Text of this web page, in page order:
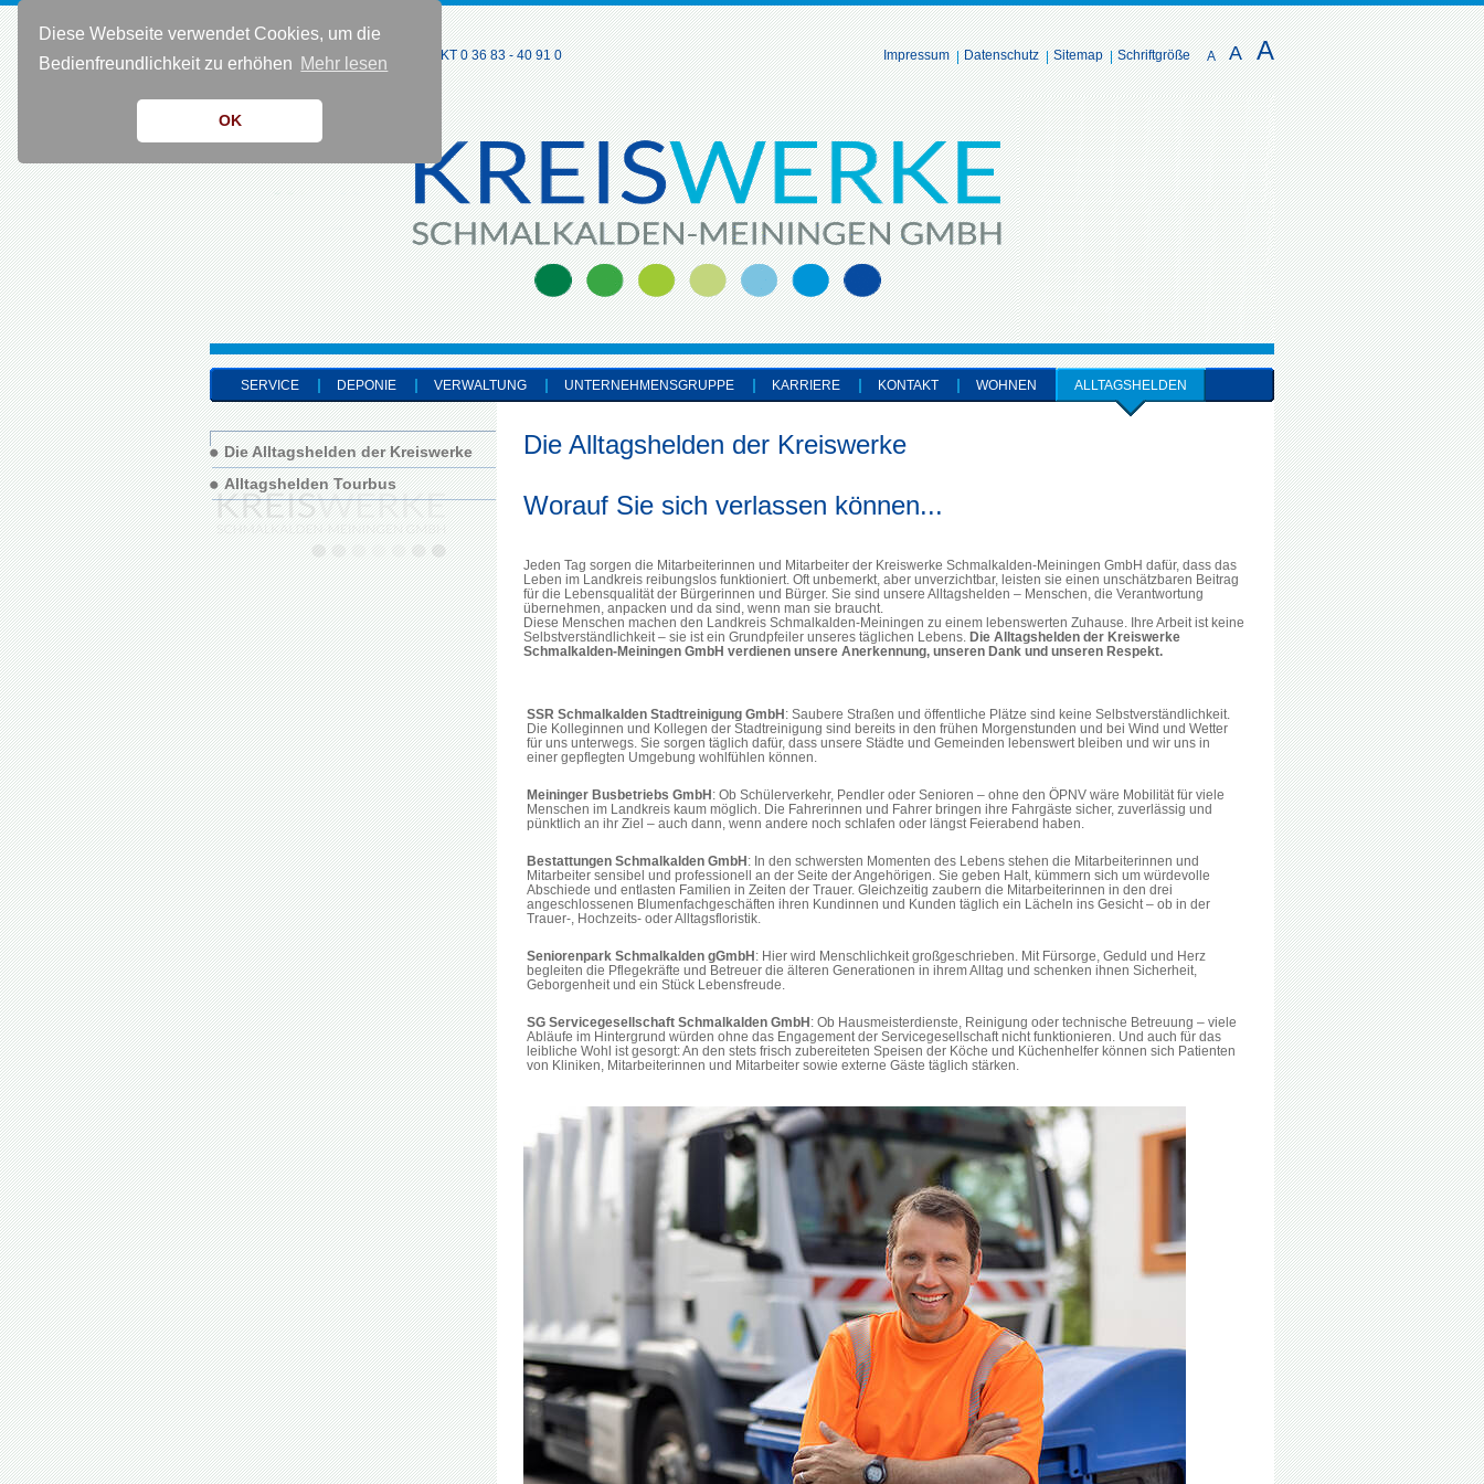
Diese Webseite verwendet Cookies, um die
Bedienfreundlichkeit zu erhöhen Mehr lesen
OK
KONTAKT 0 36 83 - 40 91 0 A A A
Impressum Datenschutz Sitemap Schriftgröße
SERVICE DEPONIE VERWALTUNG UNTERNEHMENSGRUPPE KARRIERE KONTAKT WOHNEN ALLTAGSHELDEN
Die Alltagshelden der Kreiswerke
Worauf Sie sich verlassen können...
Jeden Tag sorgen die Mitarbeiterinnen und Mitarbeiter der Kreiswerke Schmalkalden-Meiningen GmbH dafür, dass das
Leben im Landkreis reibungslos funktioniert. Oft unbemerkt, aber unverzichtbar, leisten sie einen unschätzbaren Beitrag
für die Lebensqualität der Bürgerinnen und Bürger. Sie sind unsere Alltagshelden – Menschen, die Verantwortung
übernehmen, anpacken und da sind, wenn man sie braucht.
Diese Menschen machen den Landkreis Schmalkalden-Meiningen zu einem lebenswerten Zuhause. Ihre Arbeit ist keine
Selbstverständlichkeit – sie ist ein Grundpfeiler unseres täglichen Lebens. Die Alltagshelden der Kreiswerke
Schmalkalden-Meiningen GmbH verdienen unsere Anerkennung, unseren Dank und unseren Respekt.
SSR Schmalkalden Stadtreinigung GmbH : Saubere Straßen und öffentliche Plätze sind keine Selbstverständlichkeit.
Die Kolleginnen und Kollegen der Stadtreinigung sind bereits in den frühen Morgenstunden und bei Wind und Wetter
für uns unterwegs. Sie sorgen täglich dafür, dass unsere Städte und Gemeinden lebenswert bleiben und wir uns in
einer gepflegten Umgebung wohlfühlen können.
Meininger Busbetriebs GmbH : Ob Schülerverkehr, Pendler oder Senioren – ohne den ÖPNV wäre Mobilität für viele
Menschen im Landkreis kaum möglich. Die Fahrerinnen und Fahrer bringen ihre Fahrgäste sicher, zuverlässig und
pünktlich an ihr Ziel – auch dann, wenn andere noch schlafen oder längst Feierabend haben.
Bestattungen Schmalkalden GmbH : In den schwersten Momenten des Lebens stehen die Mitarbeiterinnen und
Mitarbeiter sensibel und professionell an der Seite der Angehörigen. Sie geben Halt, kümmern sich um würdevolle
Abschiede und entlasten Familien in Zeiten der Trauer. Gleichzeitig zaubern die Mitarbeiterinnen in den drei
angeschlossenen Blumenfachgeschäften ihren Kundinnen und Kunden täglich ein Lächeln ins Gesicht – ob in der
Trauer-, Hochzeits- oder Alltagsfloristik.
Seniorenpark Schmalkalden gGmbH : Hier wird Menschlichkeit großgeschrieben. Mit Fürsorge, Geduld und Herz
begleiten die Pflegekräfte und Betreuer die älteren Generationen in ihrem Alltag und schenken ihnen Sicherheit,
Geborgenheit und ein Stück Lebensfreude.
SG Servicegesellschaft Schmalkalden GmbH : Ob Hausmeisterdienste, Reinigung oder technische Betreuung – viele
Abläufe im Hintergrund würden ohne das Engagement der Servicegesellschaft nicht funktionieren. Und auch für das
leibliche Wohl ist gesorgt: An den stets frisch zubereiteten Speisen der Köche und Küchenhelfer können sich Patienten
von Kliniken, Mitarbeiterinnen und Mitarbeiter sowie externe Gäste täglich stärken.
Die Alltagshelden der Kreiswerke
Alltagshelden Tourbus